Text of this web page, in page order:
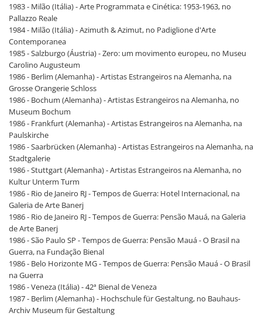
1983 - Milão (Itália) - Arte Programmata e Cinética: 1953-1963, no
Pallazzo Reale
1984 - Milão (Itália) - Azimuth & Azimut, no Padiglione d'Arte
Contemporanea
1985 - Salzburgo (Áustria) - Zero: um movimento europeu, no Museu
Carolino Augusteum
1986 - Berlim (Alemanha) - Artistas Estrangeiros na Alemanha, na
Grosse Orangerie Schloss
1986 - Bochum (Alemanha) - Artistas Estrangeiros na Alemanha, no
Museum Bochum
1986 - Frankfurt (Alemanha) - Artistas Estrangeiros na Alemanha, na
Paulskirche
1986 - Saarbrücken (Alemanha) - Artistas Estrangeiros na Alemanha, na
Stadtgalerie
1986 - Stuttgart (Alemanha) - Artistas Estrangeiros na Alemanha, no
Kultur Unterm Turm
1986 - Rio de Janeiro RJ - Tempos de Guerra: Hotel Internacional, na
Galeria de Arte Banerj
1986 - Rio de Janeiro RJ - Tempos de Guerra: Pensão Mauá, na Galeria
de Arte Banerj
1986 - São Paulo SP - Tempos de Guerra: Pensão Mauá - O Brasil na
Guerra, na Fundação Bienal
1986 - Belo Horizonte MG - Tempos de Guerra: Pensão Mauá - O Brasil
na Guerra
1986 - Veneza (Itália) - 42ª Bienal de Veneza
1987 - Berlim (Alemanha) - Hochschule für Gestaltung, no Bauhaus-
Archiv Museum für Gestaltung